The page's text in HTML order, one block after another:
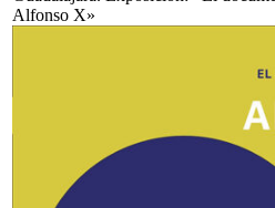
Alfonso X»